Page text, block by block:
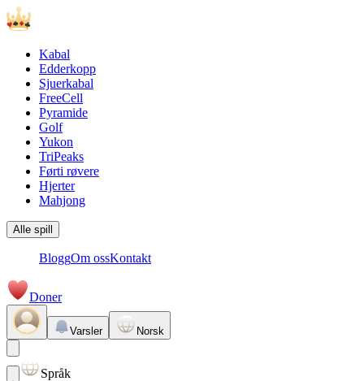
Kabal
Edderkopp
Sjuerkabal
FreeCell
Pyramide
Golf
Yukon
TriPeaks
Førti røvere
Hjerter
Mahjong
Alle spill
BloggOm ossKontakt
Doner
Varsler Norsk
Språk